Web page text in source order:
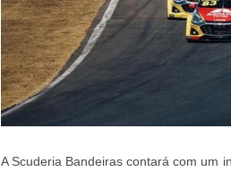
A Scuderia Bandeiras contará com um